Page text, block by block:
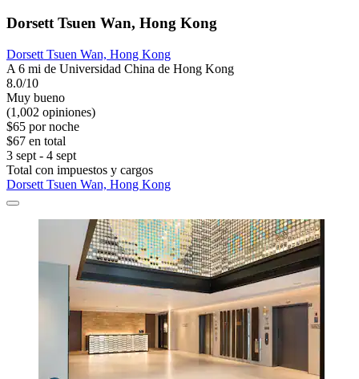
Dorsett Tsuen Wan, Hong Kong
Dorsett Tsuen Wan, Hong Kong
A 6 mi de Universidad China de Hong Kong
8.0/10
Muy bueno
(1,002 opiniones)
$65 por noche
$67 en total
3 sept - 4 sept
Total con impuestos y cargos
Dorsett Tsuen Wan, Hong Kong